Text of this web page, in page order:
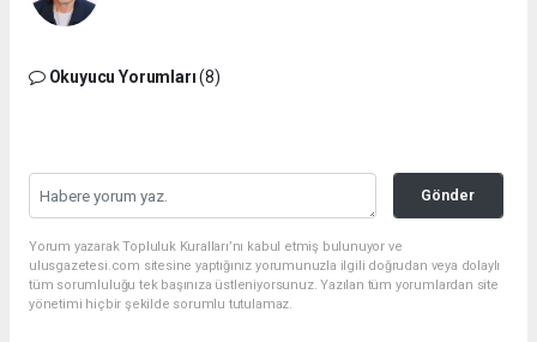
Okuyucu Yorumları(8)
Gönder
Yorum yazarak Topluluk Kuralları’nı kabul etmiş bulunuyor ve
ulusgazetesi.com sitesine yaptığınız yorumunuzla ilgili doğrudan veya dolaylı
tüm sorumluluğu tek başınıza üstleniyorsunuz. Yazılan tüm yorumlardan site
yönetimi hiçbir şekilde sorumlu tutulamaz.